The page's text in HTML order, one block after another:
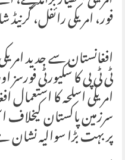
فور، امریکی رائفل،
افغانستان سے جدید
ٹی ٹی پی کا سکیورٹی
امریکی اسلحہ کا
سرزمین پاکستان
پر بہت بڑا سوالیہ